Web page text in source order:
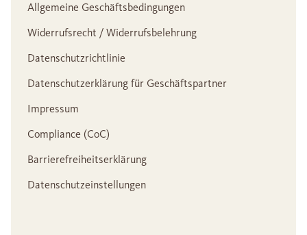
Allgemeine Geschäftsbedingungen
Widerrufsrecht / Widerrufsbelehrung
Datenschutzrichtlinie
Datenschutzerklärung für Geschäftspartner
Impressum
Compliance (CoC)
Barrierefreiheitserklärung
Datenschutzeinstellungen